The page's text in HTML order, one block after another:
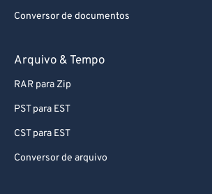
Conversor de documentos
Arquivo & Tempo
RAR para Zip
PST para EST
CST para EST
Conversor de arquivo